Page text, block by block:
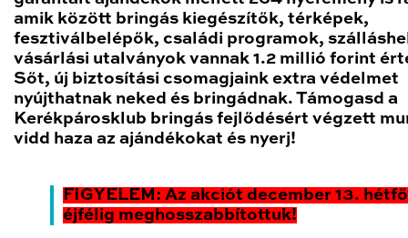
amik között bringás kiegészítők, térképek,
fesztiválbelépők, családi programok,
vásárlási utalványok vannak 1.2 millió forint
Sőt, új biztosítási csomagjaink extra védelmet
nyújthatnak neked és bringádnak. Támogasd a
Kerékpárosklub bringás fejlődésért végzett
vidd haza az ajándékokat és nyerj!
FIGYELEM: Az akciót december 13. hétfő
éjfélig meghosszabbítottuk!